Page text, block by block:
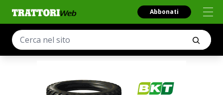
Abbonati